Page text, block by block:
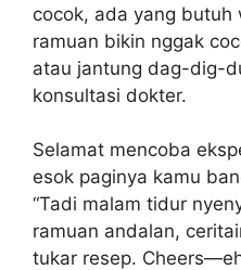
cocok, ada yang butuh
ramuan bikin nggak
atau jantung dag-dig-
konsultasi dokter.
Selamat mencoba
esok paginya kamu
“Tadi malam tidur
ramuan andalan,
tukar resep.